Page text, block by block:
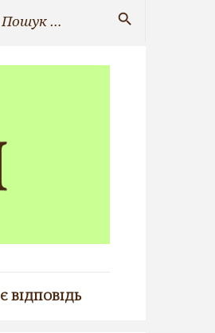
search
Є ВІДПОВІДЬ